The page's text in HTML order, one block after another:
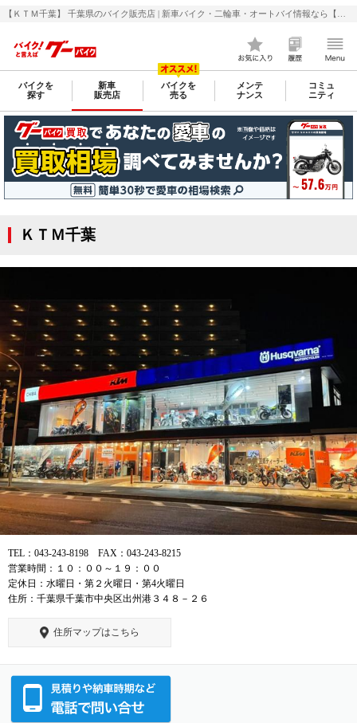
バイクを
探す
新車
販売店
バイクを
売る
メンテ
ナンス
コミュ
ニティ
ＫＴＭ千葉
TEL：043-243-8198 FAX：043-243-8215
営業時間：１０：００～１９：００
定休日：水曜日・第２火曜日・第4火曜日
住所：千葉県千葉市中央区出州港３４８－２６
住所マップはこちら